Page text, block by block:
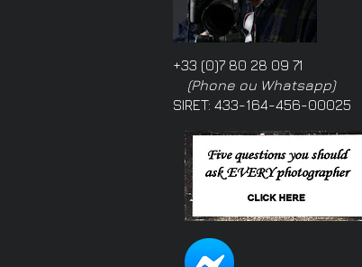
+33 (0)7 80 28 09 71
(Phone ou Whatsapp)
SIRET: 433-164-456-00025